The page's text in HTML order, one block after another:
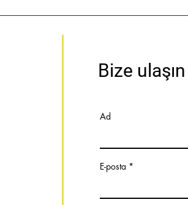
Bize ulaşın
Ad
E-posta